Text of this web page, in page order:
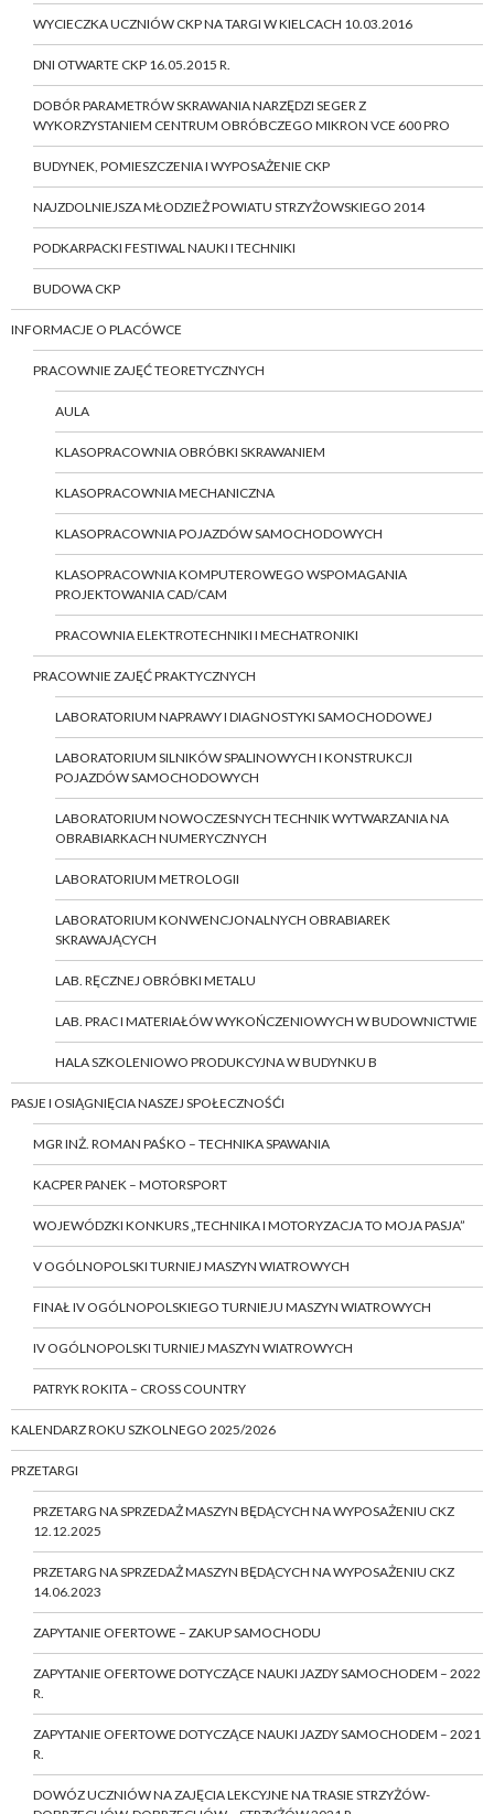
WYCIECZKA UCZNIÓW CKP NA TARGI W KIELCACH 10.03.2016
DNI OTWARTE CKP 16.05.2015 R.
DOBÓR PARAMETRÓW SKRAWANIA NARZĘDZI SEGER Z
WYKORZYSTANIEM CENTRUM OBRÓBCZEGO MIKRON VCE 600 PRO
BUDYNEK, POMIESZCZENIA I WYPOSAŻENIE CKP
NAJZDOLNIEJSZA MŁODZIEŻ POWIATU STRZYŻOWSKIEGO 2014
PODKARPACKI FESTIWAL NAUKI I TECHNIKI
BUDOWA CKP
INFORMACJE O PLACÓWCE
PRACOWNIE ZAJĘĆ TEORETYCZNYCH
AULA
KLASOPRACOWNIA OBRÓBKI SKRAWANIEM
KLASOPRACOWNIA MECHANICZNA
KLASOPRACOWNIA POJAZDÓW SAMOCHODOWYCH
KLASOPRACOWNIA KOMPUTEROWEGO WSPOMAGANIA
PROJEKTOWANIA CAD/CAM
PRACOWNIA ELEKTROTECHNIKI I MECHATRONIKI
PRACOWNIE ZAJĘĆ PRAKTYCZNYCH
LABORATORIUM NAPRAWY I DIAGNOSTYKI SAMOCHODOWEJ
LABORATORIUM SILNIKÓW SPALINOWYCH I KONSTRUKCJI
POJAZDÓW SAMOCHODOWYCH
LABORATORIUM NOWOCZESNYCH TECHNIK WYTWARZANIA NA
OBRABIARKACH NUMERYCZNYCH
LABORATORIUM METROLOGII
LABORATORIUM KONWENCJONALNYCH OBRABIAREK
SKRAWAJĄCYCH
LAB. RĘCZNEJ OBRÓBKI METALU
LAB. PRAC I MATERIAŁÓW WYKOŃCZENIOWYCH W BUDOWNICTWIE
HALA SZKOLENIOWO PRODUKCYJNA W BUDYNKU B
PASJE I OSIĄGNIĘCIA NASZEJ SPOŁECZNOŚĆI
MGR INŻ. ROMAN PAŚKO – TECHNIKA SPAWANIA
KACPER PANEK – MOTORSPORT
WOJEWÓDZKI KONKURS „TECHNIKA I MOTORYZACJA TO MOJA PASJA”
V OGÓLNOPOLSKI TURNIEJ MASZYN WIATROWYCH
FINAŁ IV OGÓLNOPOLSKIEGO TURNIEJU MASZYN WIATROWYCH
IV OGÓLNOPOLSKI TURNIEJ MASZYN WIATROWYCH
PATRYK ROKITA – CROSS COUNTRY
KALENDARZ ROKU SZKOLNEGO 2025/2026
PRZETARGI
PRZETARG NA SPRZEDAŻ MASZYN BĘDĄCYCH NA WYPOSAŻENIU CKZ
12.12.2025
PRZETARG NA SPRZEDAŻ MASZYN BĘDĄCYCH NA WYPOSAŻENIU CKZ
14.06.2023
ZAPYTANIE OFERTOWE – ZAKUP SAMOCHODU
ZAPYTANIE OFERTOWE DOTYCZĄCE NAUKI JAZDY SAMOCHODEM – 2022
R.
ZAPYTANIE OFERTOWE DOTYCZĄCE NAUKI JAZDY SAMOCHODEM – 2021
R.
DOWÓZ UCZNIÓW NA ZAJĘCIA LEKCYJNE NA TRASIE STRZYŻÓW-